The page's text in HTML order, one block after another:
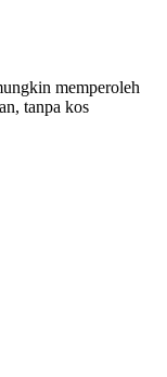
memperoleh
tanpa kos